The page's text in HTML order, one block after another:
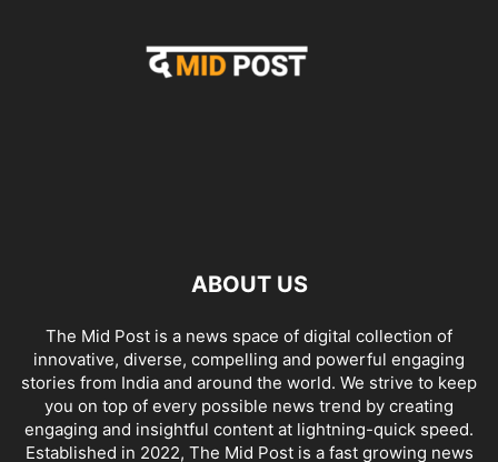
ABOUT US
The Mid Post is a news space of digital collection of
innovative, diverse, compelling and powerful engaging
stories from India and around the world. We strive to keep
you on top of every possible news trend by creating
engaging and insightful content at lightning-quick speed.
Established in 2022, The Mid Post is a fast growing news